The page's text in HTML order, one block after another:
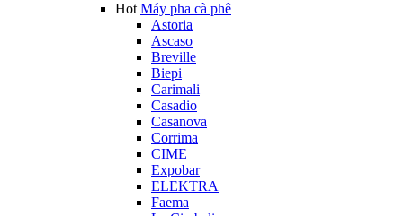
Hot Máy pha cà phê
Astoria
Ascaso
Breville
Biepi
Carimali
Casadio
Casanova
Corrima
CIME
Expobar
ELEKTRA
Faema